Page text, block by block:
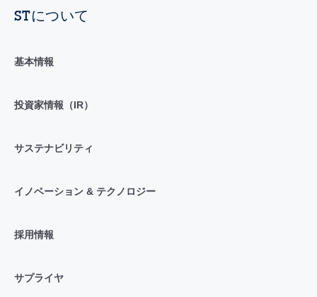
STについて
基本情報
投資家情報（IR）
サステナビリティ
イノベーション & テクノロジー
採用情報
サプライヤ